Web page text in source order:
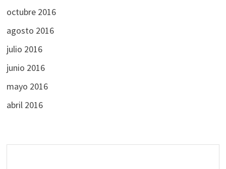
octubre 2016
agosto 2016
julio 2016
junio 2016
mayo 2016
abril 2016